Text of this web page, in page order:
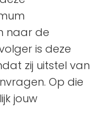
naar de
is deze
zij uitstel van
Op die
jouw